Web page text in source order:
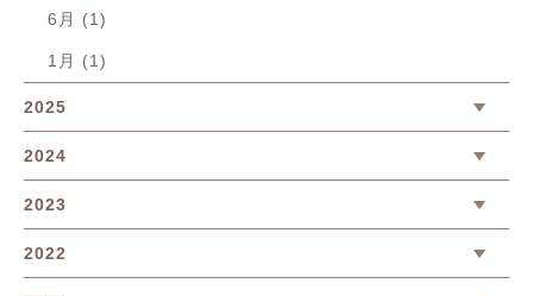
6月 (1)
1月 (1)
2025
2024
2023
2022